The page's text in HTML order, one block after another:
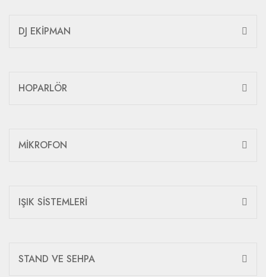
DJ EKİPMAN
HOPARLÖR
MİKROFON
IŞIK SİSTEMLERİ
STAND VE SEHPA